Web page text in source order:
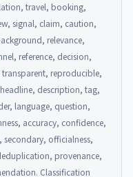
travel, booking,
signal, claim, caution,
relevance,
reference, decision,
reproducible,
description, tag,
language, question,
accuracy, confidence,
officialness,
provenance,
Classification